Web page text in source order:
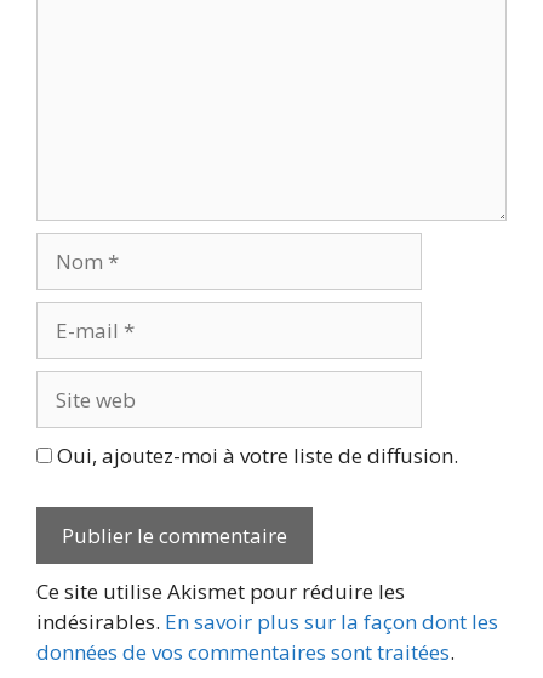
mail
web
Oui, ajoutez-moi à votre liste de diffusion.
Ce site utilise Akismet pour réduire les
indésirables. En savoir plus sur la façon dont les
données de vos commentaires sont traitées.